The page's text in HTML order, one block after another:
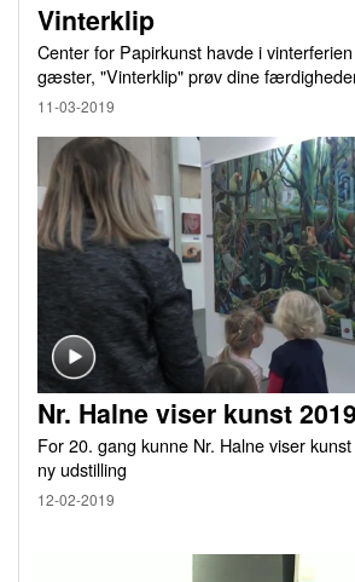
Vinterklip
Center for Papirkunst havde i
gæster, "Vinterklip" prøv dine
11-03-2019
Nr. Halne viser kunst 2019
For 20. gang kunne Nr. Halne viser
ny udstilling
12-02-2019